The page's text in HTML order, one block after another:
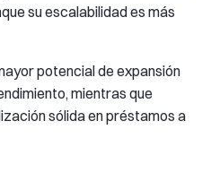
su escalabilidad es más
potencial de expansión
mientras que
sólida en préstamos a